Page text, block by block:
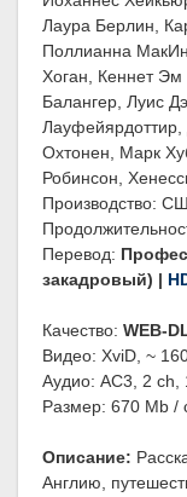
Лаура Берлин,
Поллианна
Хоган, Кеннет
Балангер, Луис
Охтонен, Марк
Робинсон,
Производство:
Перевод:
закадровый) |
Качество: WEB-
Видео: XviD, ~
Аудио: AC3, 2 ch,
Размер: 670 Mb /
Описание:
Англию,